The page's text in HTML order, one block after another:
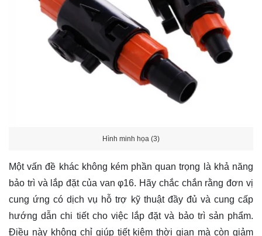
Hình minh họa (3)
Một vấn đề khác không kém phần quan trọng là khả năng
bảo trì và lắp đặt của van φ16. Hãy chắc chắn rằng đơn vị
cung ứng có dịch vụ hỗ trợ kỹ thuật đầy đủ và cung cấp
hướng dẫn chi tiết cho việc lắp đặt và bảo trì sản phẩm.
Điều này không chỉ giúp tiết kiệm thời gian mà còn giảm